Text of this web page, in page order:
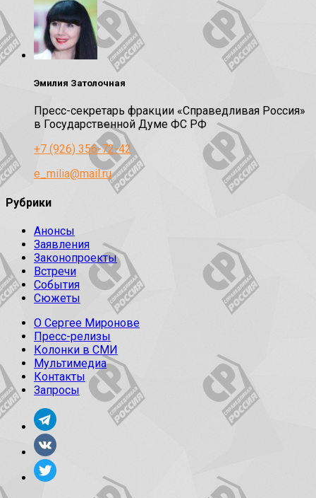
Эмилия Затолочная
Пресс-секретарь фракции «Справедливая Россия»
в Государственной Думе ФС РФ
+7 (926) 356-72-42
e_milia@mail.ru
Рубрики
Анонсы
Заявления
Законопроекты
Встречи
События
Сюжеты
О Сергее Миронове
Пресс-релизы
Колонки в СМИ
Мультимедиа
Контакты
Запросы